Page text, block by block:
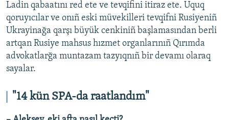
Ladin qabaatını red ete ve tevqifini itiraz ete. Uquq
qoruyıcılar ve onıñ eski müvekilleri tevqifni Rusiyeniñ
Ukrayinağa qarşı büyük cenkiniñ başlamasından berli
artqan Rusiye mahsus hızmet organlarınıñ Qırımda
advokatlarğa muntazam tazyıqnıñ bir devamı olaraq
sayalar.
"14 kün SPA-da raatlandım"